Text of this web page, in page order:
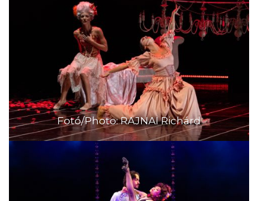
Fotó/Photo: RAJNAI Richárd